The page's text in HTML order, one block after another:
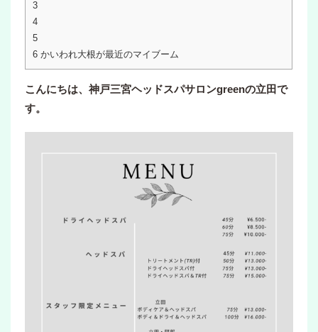
3
4
5
6 かいわれ大根が最近のマイブーム
こんにちは、神戸三宮ヘッドスパサロンgreenの立田で
す。